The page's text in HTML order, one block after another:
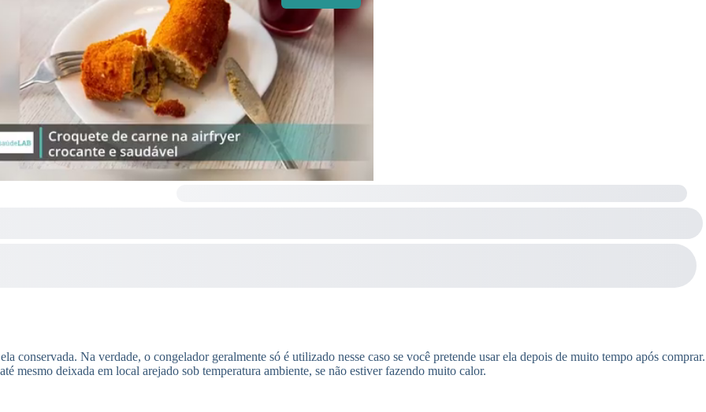
conservada. Na verdade, o congelador geralmente só é utilizado nesse caso se você pretende usar ela depois de muito tempo após comprar.
mesmo deixada em local arejado sob temperatura ambiente, se não estiver fazendo muito calor.